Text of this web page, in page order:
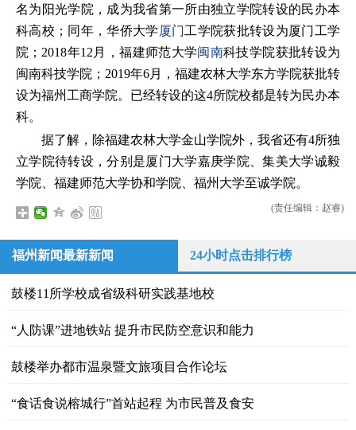
名为阳光学院，成为我省第一所由独立学院转设的民办本
科高校；同年，华侨大学 厦门工学院获批转设为厦门工学
院；2018年12月，福建师范大学闽南科技学院获批转设为
闽南科技学院；2019年6月，福建农林大学东方学院获批转
设为福州工商学院。已经转设的这4所院校都是转为民办本
科。
据了解，除福建农林大学金山学院外，我省还有4所独
立学院待转设，分别是厦门大学嘉庚学院、集美大学诚毅
学院、福建师范大学协和学院、福州大学至诚学院。
(责任编辑：赵睿)
福州新闻最新新闻 24小时点击排行榜
鼓楼11所学校成省级科研实践基地校
“人防课”进地铁站 提升市民防空意识和能力
鼓楼举办都市温泉暨文旅项目合作论坛
“食话食说榕城行”首站起程 为市民普及食安